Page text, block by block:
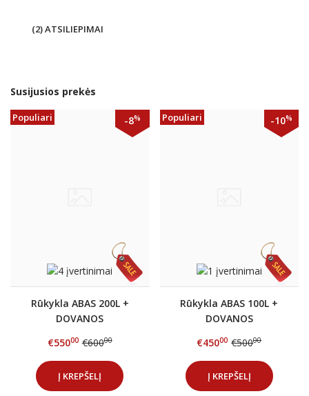
(2) ATSILIEPIMAI
Susijusios prekės
Populiari -8%
Rūkykla ABAS 200L +
DOVANOS
€55000 €60000
Į KREPŠELĮ
Populiari -10%
Rūkykla ABAS 100L +
DOVANOS
€45000 €50000
Į KREPŠELĮ